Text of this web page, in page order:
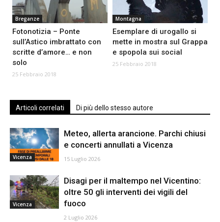
Breganze
Fotonotizia – Ponte
sull’Astico imbrattato con
scritte d’amore… e non
solo
25 Febbraio 2018
Montagna
Esemplare di urogallo si
mette in mostra sul Grappa
e spopola sui social
25 Febbraio 2018
Articoli correlati Di più dello stesso autore
Vicenza
Meteo, allerta arancione. Parchi chiusi
e concerti annullati a Vicenza
15 Luglio 2026
Vicenza
Disagi per il maltempo nel Vicentino:
oltre 50 gli interventi dei vigili del
fuoco
2 Luglio 2026